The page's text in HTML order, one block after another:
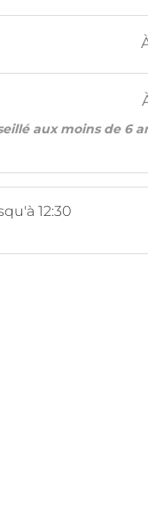
aux moins de 6
12:30